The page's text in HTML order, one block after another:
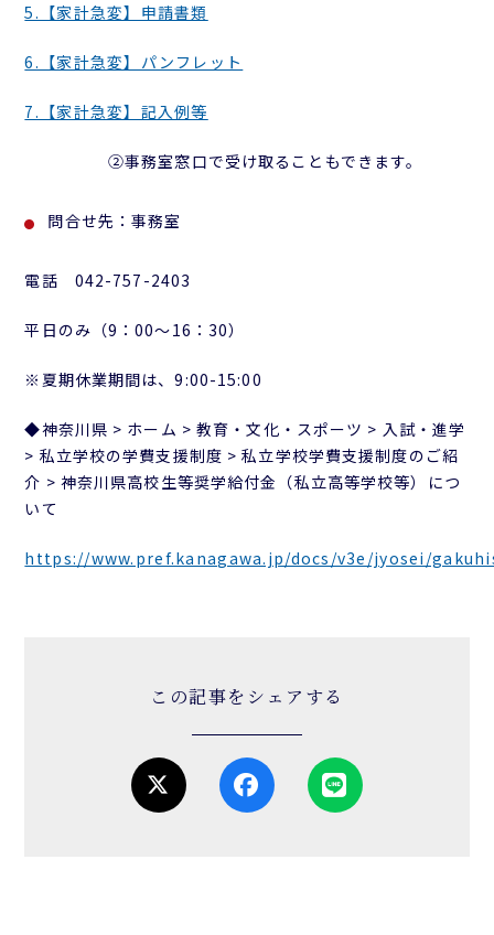
5.【家計急変】申請書類
6.【家計急変】パンフレット
7.【家計急変】記入例等
②事務室窓口で受け取ることもできます。
問合せ先：事務室
電話 042-757-2403
平日のみ（9：00～16：30）
※夏期休業期間は、9:00-15:00
◆神奈川県 > ホーム > 教育・文化・スポーツ > 入試・進学
> 私立学校の学費支援制度 > 私立学校学費支援制度のご紹
介 > 神奈川県高校生等奨学給付金（私立高等学校等）につ
いて
https://www.pref.kanagawa.jp/docs/v3e/jyosei/
この記事をシェアする